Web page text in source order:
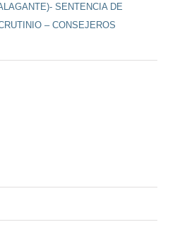
SENTENCIA DE
– CONSEJEROS